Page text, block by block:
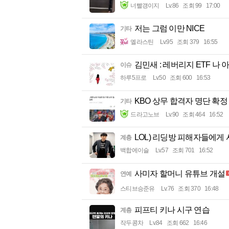
너빨갱이지 Lv.86 조회 99 17:00
기타 저는 그럼 이만 NICE
엘라스틴 Lv.95 조회 379 16:55
이슈 김민새 : 레버리지 ETF 나
하루5프로 Lv.50 조회 600 16:53
기타 KBO 상무 합격자 명단 확정
드라고노브 Lv.90 조회 464 16:52
계층 LOL) 리딩방 피해자들에게
백합에이슬 Lv.57 조회 701 16:52
연예 사미자 할머니 유튜브 개설
스티브승준유 Lv.76 조회 370 16:48
계층 피프티 키나 시구 연습
작두콩차 Lv.84 조회 662 16:46